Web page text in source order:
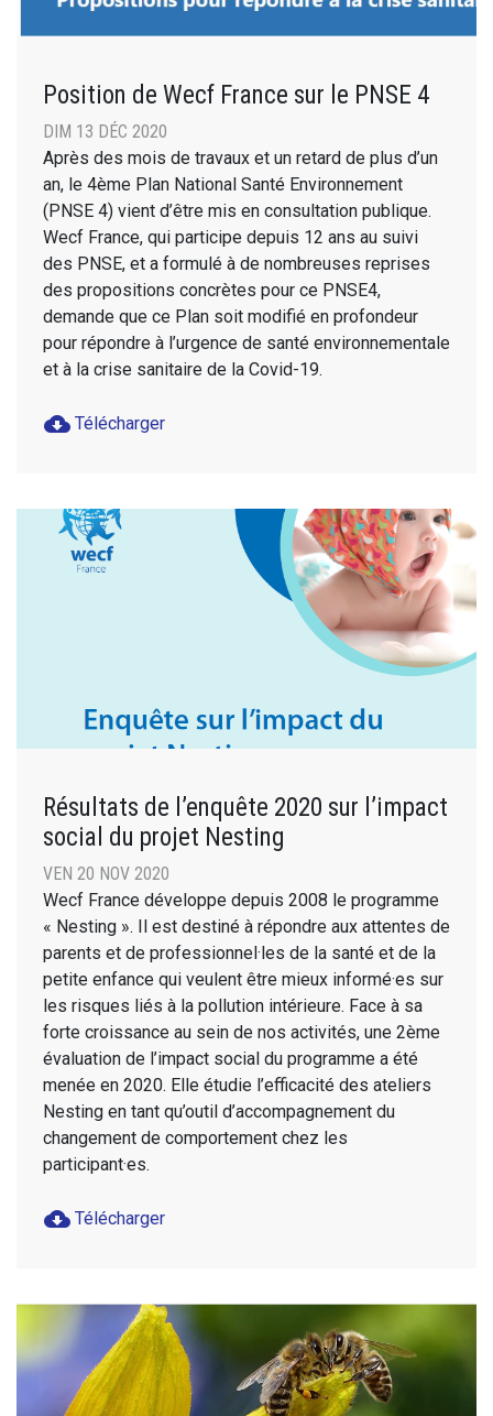
Position de Wecf France sur le PNSE 4
DIM 13 DÉC 2020
Après des mois de travaux et un retard de plus d’un
an, le 4ème Plan National Santé Environnement
(PNSE 4) vient d’être mis en consultation publique.
Wecf France, qui participe depuis 12 ans au suivi
des PNSE, et a formulé à de nombreuses reprises
des propositions concrètes pour ce PNSE4,
demande que ce Plan soit modifié en profondeur
pour répondre à l’urgence de santé environnementale
et à la crise sanitaire de la Covid-19.
cloud_download Télécharger
Résultats de l’enquête 2020 sur l’impact
social du projet Nesting
VEN 20 NOV 2020
Wecf France développe depuis 2008 le programme
« Nesting ». Il est destiné à répondre aux attentes de
parents et de professionnel·les de la santé et de la
petite enfance qui veulent être mieux informé·es sur
les risques liés à la pollution intérieure. Face à sa
forte croissance au sein de nos activités, une 2ème
évaluation de l’impact social du programme a été
menée en 2020. Elle étudie l’efficacité des ateliers
Nesting en tant qu’outil d’accompagnement du
changement de comportement chez les
participant·es.
cloud_download Télécharger